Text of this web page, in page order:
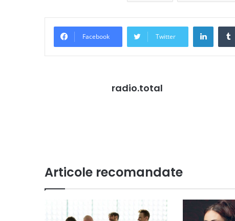
Facebook Twitter
radio.total
Articole recomandate